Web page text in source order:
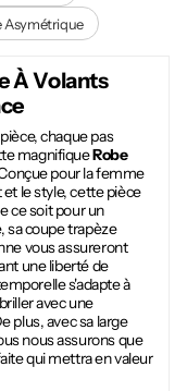
Asymétrique
À Volants
chaque pas
magnifiqueRobe
pour la femme
le style, cette pièce
ce soit pour un
sa coupe trapèze
vous assureront
une liberté de
s'adapte à
avec une
plus, avec sa large
nous assurons que
qui mettra en valeur